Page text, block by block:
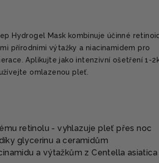
Hydrogel Mask kombinuje účinné
přírodními výtažky a niacinamidem pro
Aplikujte jako intenzivní ošetření 1-
omlazenou pleť.
retinolu - vyhlazuje pleť přes noc
glycerinu a ceramidům
a výtažkům z Centella asiatica